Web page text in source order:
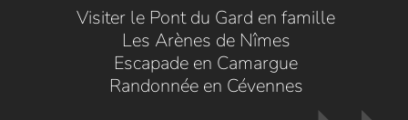
Visiter le Pont du Gard en famille
Les Arènes de Nîmes
Escapade en Camargue
Randonnée en Cévennes